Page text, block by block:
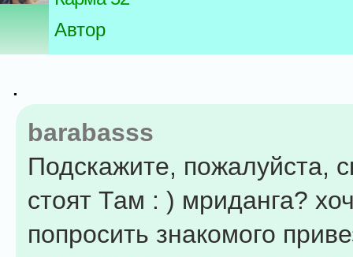
Автор
.
barabasss
Подскажите, пожалуйста,
стоят Там : ) мриданга?
попросить знакомого